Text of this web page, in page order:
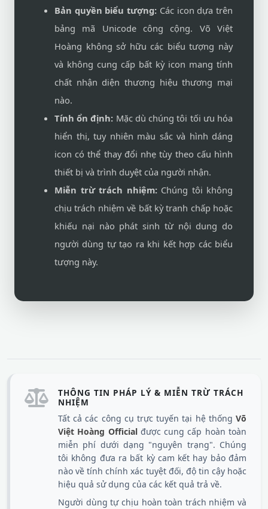
Bản quyền biểu tượng: Các icon dựa trên
bảng mã Unicode công cộng. Võ Việt
Hoàng không sở hữu các biểu tượng này
và không cung cấp bất kỳ icon mang tính
chất nhận diện thương hiệu thương mại
nào.
Tính ổn định: Mặc dù chúng tôi tối ưu hóa
hiển thị, tuy nhiên màu sắc và hình dáng
icon có thể thay đổi nhẹ tùy theo cấu hình
thiết bị và trình duyệt của người nhận.
Miễn trừ trách nhiệm:Chúng tôi không
chịu trách nhiệm về bất kỳ tranh chấp hoặc
khiếu nại nào phát sinh từ nội dung do
người dùng tự tạo ra khi kết hợp các biểu
tượng này.
THÔNG TIN PHÁP LÝ & MIỄN TRỪ TRÁCH
NHIỆM
Tất cả các công cụ trực tuyến tại hệ thống Võ
Việt Hoàng Officialđược cung cấp hoàn toàn
miễn phí dưới dạng "nguyên trạng". Chúng
tôi không đưa ra bất kỳ cam kết hay bảo đảm
nào về tính chính xác tuyệt đối, độ tin cậy hoặc
hiệu quả sử dụng của các kết quả trả về.
Người dùng tự chịu hoàn toàn trách nhiệm và